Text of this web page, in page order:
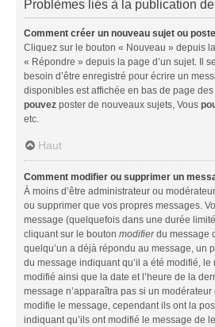
Problèmes liés à la publication
Comment créer un nouveau sujet ou
Cliquez sur le bouton « Nouveau » depuis
« Répondre » depuis la page d’un sujet. Il
besoin d’être enregistré pour écrire un
disponibles est affichée en bas de page
pouvez poster de nouveaux sujets, Vous
etc.
Haut
Comment modifier ou supprimer un
À moins d’être administrateur ou
ou supprimer que vos propres messages.
message (quelquefois dans une durée
cliquant sur le bouton modifierdu message
quelqu’un a déjà répondu au message, un
du message indiquant qu’il a été modifié, le
modifié ainsi que la date et l’heure de la
message n’apparaîtra pas si un
modifie le message, cependant ils ont la
indiquant qu’ils ont modifié le message de